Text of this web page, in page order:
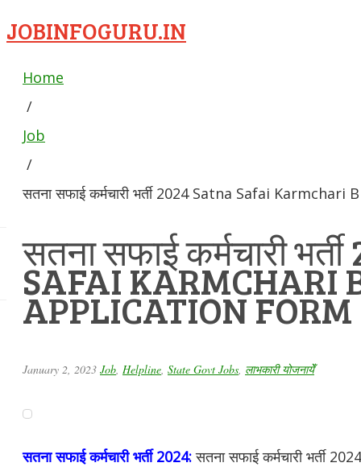
JOBINFOGURU.IN
Home
/
Job
/
सतना सफाई कर्मचारी भर्ती 2024 Satna Safai
सतना सफाई कर्मचारी
SAFAI KARMCHARI
APPLICATION
January 2, 2023 Job Helpline State Govt Jobs लाभकारी योजनायेँ
सतना सफाई कर्मचारी भर्ती 2024:सतना सफाई कर्मचारी भर्ती